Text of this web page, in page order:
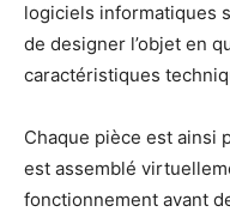
logiciels informatiques
de designer l’objet en
caractéristiques
Chaque pièce est ainsi
est assemblé
fonctionnement avant